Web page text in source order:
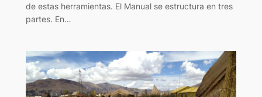
de estas herramientas. El Manual se estructura en tres
partes. En…